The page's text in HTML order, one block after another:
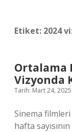
Etiket: 2024
Ortalama
Vizyonda
Tarih: Mart 24, 2025
Sinema
hafta